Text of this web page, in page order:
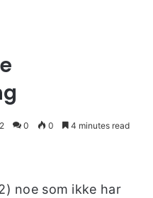
0 0 4 minutes read
noe som ikke har